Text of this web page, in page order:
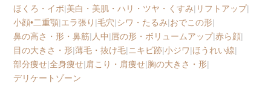
ほくろ・イボ|美白・美肌・ハリ・ツヤ・くすみ| リフトアップ|
小顔•二重顎|エラ張り |毛穴|シワ・たるみ|おでこの形|
鼻の高さ・形・鼻筋| 人中|唇の形・ボリュームアップ|赤ら顔|
目の大きさ・形|薄毛・抜け毛| ニキビ跡|小ジワ|ほうれい線|
部分痩せ|全身痩せ|肩こり・肩痩せ|胸の大きさ・形|
デリケートゾーン